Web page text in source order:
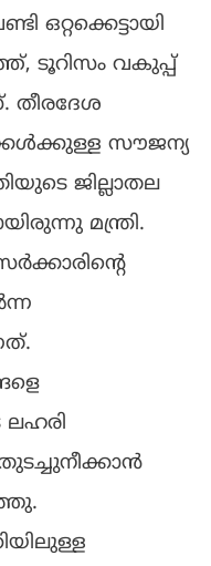
ഒറ്റക്കെട്ടായി
ടൂറിസം വകുപ്പ്
തീരദേശ
സൗജന്യ
ജില്ലാതല
മന്ത്രി.